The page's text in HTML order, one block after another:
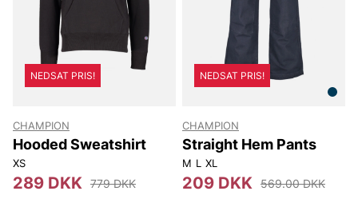
NEDSAT PRIS!
CHAMPION
Hooded Sweatshirt
XS
289 DKK 779 DKK
NEDSAT PRIS!
CHAMPION
Straight Hem Pants
M L XL
209 DKK 569.00 DKK